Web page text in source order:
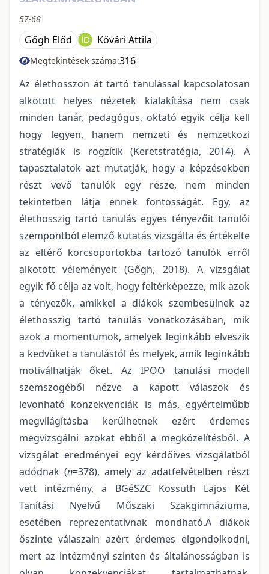
57-68
Gőgh Előd Kővári Attila
Megtekintések száma:316
Az élethosszon át tartó tanulással kapcsolatosan
alkotott helyes nézetek kialakítása nem csak
minden tanár, pedagógus, oktató egyik célja kell
hogy legyen, hanem nemzeti és nemzetközi
stratégiák is rögzítik (Keretstratégia, 2014). A
tapasztalatok azt mutatják, hogy a képzésekben
részt vevő tanulók egy része, nem minden
tekintetben látja ennek fontosságát. Egy, az
élethosszig tartó tanulás egyes tényezőit tanulói
szempontból elemző kutatás vizsgálta és értékelte
az eltérő korcsoportokba tartozó tanulók erről
alkotott véleményeit (Gőgh, 2018). A vizsgálat
egyik fő célja az volt, hogy feltérképezze, mik azok
a tényezők, amikkel a diákok szembesülnek az
élethosszig tartó tanulás vonatkozásában, mik
azok a momentumok, amelyek leginkább elveszik
a kedvüket a tanulástól és melyek, amik leginkább
motiválhatják őket. Az IPOO tanulási modell
szemszögéből nézve a kapott válaszok és
levonható konzekvenciák is más, egyértelműbb
megvilágításba kerülhetnek ezért érdemes
megvizsgálni azokat ebből a megközelítésből. A
vizsgálat eredményei egy kérdőíves vizsgálatból
adódnak (n=378), amely az adatfelvételben részt
vett intézmény, a BGéSZC Kossuth Lajos Két
Tanítási Nyelvű Műszaki Szakgimnáziuma,
esetében reprezentatívnak mondható.A diákok
őszinte válaszain azért érdemes elgondolkodni,
mert az intézményi szinten és általánosságban is